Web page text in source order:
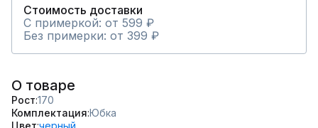
Стоимость доставки
С примеркой: от 599 ₽
Без примерки: от 399 ₽
О товаре
Рост 170
Комплектация Юбка
Цвет черный